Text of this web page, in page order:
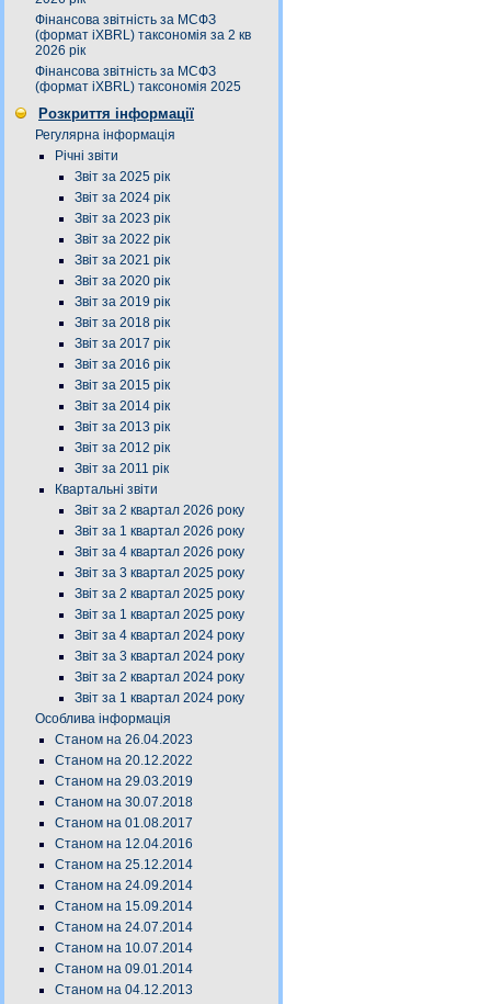
Фінансова звітність за МСФЗ
(формат iXBRL) таксономія за 2 кв
2026 рік
Фінансова звітність за МСФЗ
(формат iXBRL) таксономія 2025
Розкриття інформації
Регулярна інформація
Річні звіти
Звіт за 2025 рік
Звіт за 2024 рік
Звіт за 2023 рік
Звіт за 2022 рік
Звіт за 2021 рік
Звіт за 2020 рік
Звіт за 2019 рік
Звіт за 2018 рік
Звіт за 2017 рік
Звіт за 2016 рік
Звіт за 2015 рік
Звіт за 2014 рік
Звіт за 2013 рік
Звіт за 2012 рік
Звіт за 2011 рік
Квартальні звіти
Звіт за 2 квартал 2026 року
Звіт за 1 квартал 2026 року
Звіт за 4 квартал 2026 року
Звіт за 3 квартал 2025 року
Звіт за 2 квартал 2025 року
Звіт за 1 квартал 2025 року
Звіт за 4 квартал 2024 року
Звіт за 3 квартал 2024 року
Звіт за 2 квартал 2024 року
Звіт за 1 квартал 2024 року
Особлива інформація
Станом на 26.04.2023
Станом на 20.12.2022
Станом на 29.03.2019
Станом на 30.07.2018
Станом на 01.08.2017
Станом на 12.04.2016
Станом на 25.12.2014
Станом на 24.09.2014
Станом на 15.09.2014
Станом на 24.07.2014
Станом на 10.07.2014
Станом на 09.01.2014
Станом на 04.12.2013